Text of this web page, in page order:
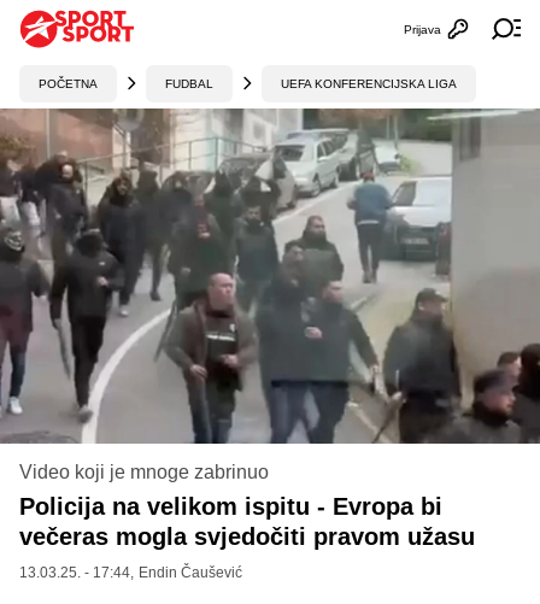
Otvori
Prijava
POČETNA FUDBAL UEFA KONFERENCIJSKA LIGA
Video koji je mnoge zabrinuo
Policija na velikom ispitu - Evropa bi
večeras mogla svjedočiti pravom užasu
13.03.25. - 17:44, Endin Čaušević